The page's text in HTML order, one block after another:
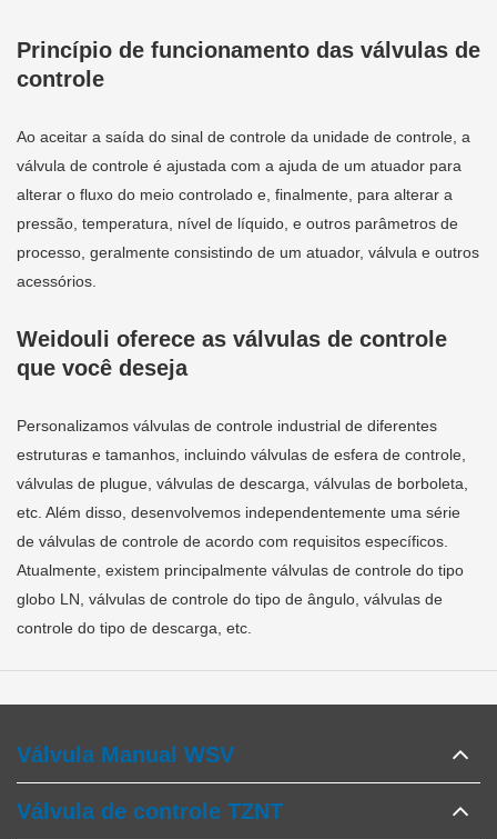
Princípio de funcionamento das válvulas de
controle
Ao aceitar a saída do sinal de controle da unidade de controle, a
válvula de controle é ajustada com a ajuda de um atuador para
alterar o fluxo do meio controlado e, finalmente, para alterar a
pressão, temperatura, nível de líquido, e outros parâmetros de
processo, geralmente consistindo de um atuador, válvula e outros
acessórios.
Weidouli oferece as válvulas de controle
que você deseja
Personalizamos válvulas de controle industrial de diferentes
estruturas e tamanhos, incluindo válvulas de esfera de controle,
válvulas de plugue, válvulas de descarga, válvulas de borboleta,
etc. Além disso, desenvolvemos independentemente uma série
de válvulas de controle de acordo com requisitos específicos.
Atualmente, existem principalmente válvulas de controle do tipo
globo LN, válvulas de controle do tipo de ângulo, válvulas de
controle do tipo de descarga, etc.
Válvula Manual WSV
Válvula de controle TZNT